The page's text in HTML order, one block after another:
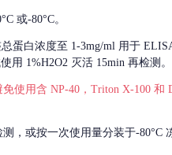
或-80°C。
蛋白浓度至 1-3mg/ml 用于
1%H2O2 灭活 15min 再检测。
使用含 NP-40，Triton X-100
，或按一次使用量分装于-80°C